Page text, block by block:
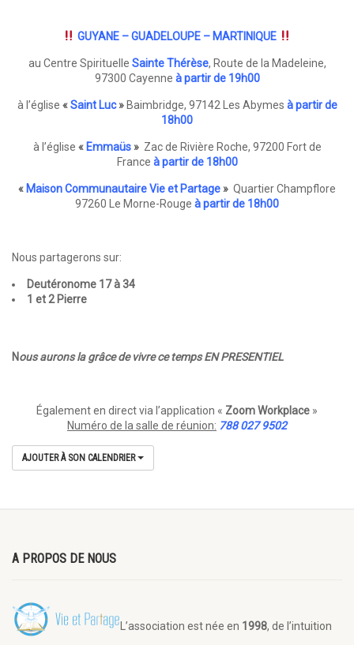
GUYANE – GUADELOUPE – MARTINIQUE
au Centre Spirituelle Sainte Thérèse, Route de la Madeleine,
97300 Cayenne à partir de 19h00
à l’église «Saint Luc»Baimbridge, 97142 Les Abymes à partir de
18h00
à l’église « Emmaüs» Zac de Rivière Roche, 97200 Fort de
France à partir de 18h00
« Maison Communautaire Vie et Partage» Quartier Champflore
97260 Le Morne-Rouge à partir de 18h00
Nous partagerons sur:
Deutéronome 17 à 34
1 et 2 Pierre
Nous aurons la grâce de vivre ce temps EN PRESENTIEL
Également en direct via l’application « Zoom Workplace »
Numéro de la salle de réunion: 788 027 9502
AJOUTER À SON CALENDRIER
A PROPOS DE NOUS
L’association est née en 1998, de l’intuition